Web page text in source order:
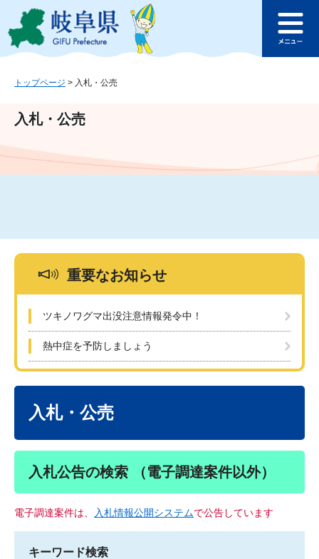
ジ
ュ
文
このページの本文へ
ュ
トップページ > 入札・公売
入札・公売
重要なお知らせ
ツキノワグマ出没注意情報発令中！
熱中症を予防しましょう
入札・公売
入札公告の検索 （電子調達案件以外）
電子調達案件は、 入札情報公開システムで公告しています
キーワード検索